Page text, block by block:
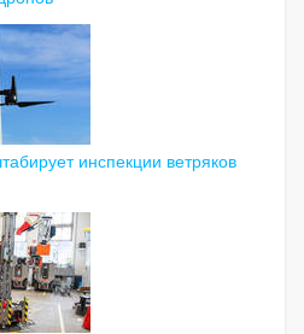
инспекции ветряков